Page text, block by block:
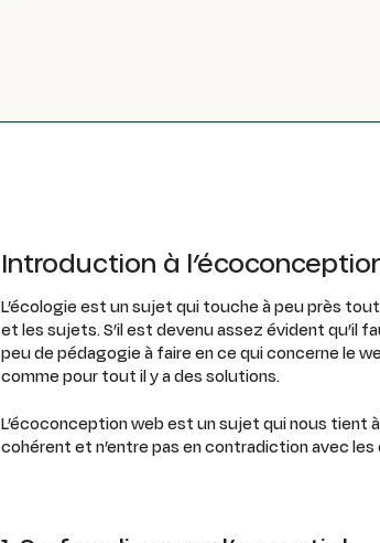
Introduction à
L’écologie est un sujet qui touche à peu près
et les sujets. S’il est devenu assez évident qu’il
peu de pédagogie à faire en ce qui concerne le
comme pour tout il y a des solutions.
L’écoconception web est un sujet qui nous
cohérent et n’entre pas en contradiction avec